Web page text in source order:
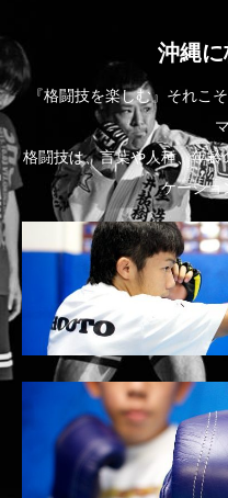
沖縄に
『格闘技を楽しむ』それこ
格闘技は、言葉や人種、年
ケーショ